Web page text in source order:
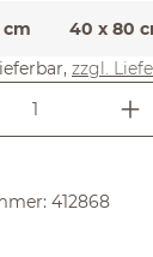
40 x 80
zzgl.
412868